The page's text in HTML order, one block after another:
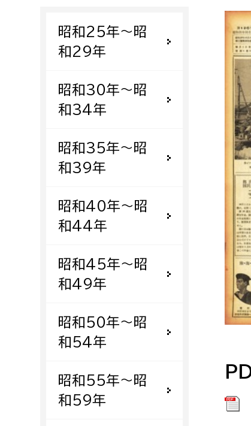
事業者
求職者
外国人
ペット
福祉健康部
福祉政策課
生活援護課
障がい福祉課
保険課
健康づくり課
子
子
子
保
建設部
建設政策課
国県事業推進課
道水路整備課
みどり公園課
会
出
昭和25年〜昭
和29年
昭和30年〜昭
和34年
昭和35年〜昭
和39年
昭和40年〜昭
和44年
昭和45年〜昭
和49年
昭和50年〜昭
和54年
昭和55年〜昭
和59年